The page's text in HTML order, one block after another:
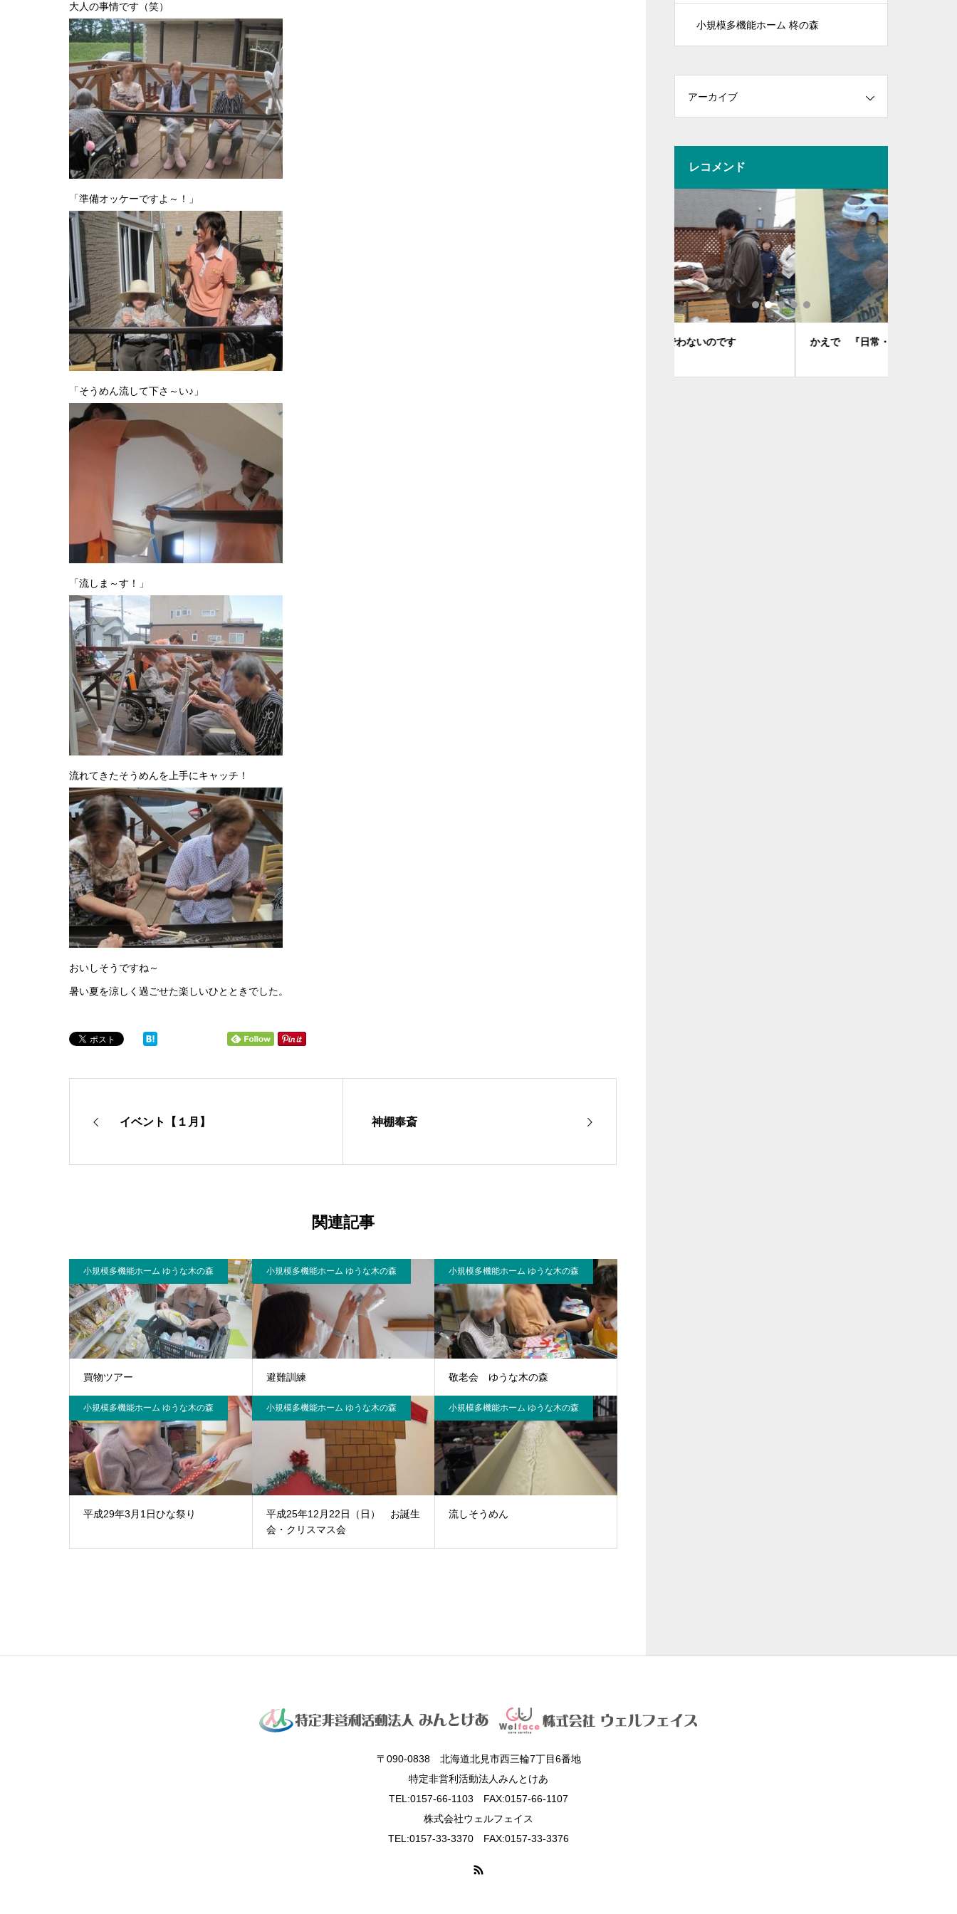
大人の事情です（笑）
「準備オッケーですよ～！」
「そうめん流して下さ～い♪」
「流しま～す！」
流れてきたそうめんを上手にキャッチ！
おいしそうですね～
暑い夏を涼しく過ごせた楽しいひとときでした。
イベント【１月】 神棚奉斎
関連記事
小規模多機能ホーム ゆうな木の森
買物ツアー
小規模多機能ホーム ゆうな木の森
避難訓練
小規模多機能ホーム ゆうな木の森
敬老会 ゆうな木の森
小規模多機能ホーム ゆうな木の森
平成29年3月1日ひな祭り
小規模多機能ホーム ゆうな木の森
平成25年12月22日（日） お誕生
会・クリスマス会
小規模多機能ホーム ゆうな木の森
流しそうめん
小規模多機能ホーム 柊の森
アーカイブ
レコメンド
イモ収穫・敬老会 かえで 『日常・・・』
〒090-0838 北海道北見市西三輪7丁目6番地
特定非営利活動法人みんとけあ
TEL:0157-66-1103 FAX:0157-66-1107
株式会社ウェルフェイス
TEL:0157-33-3370 FAX:0157-33-3376